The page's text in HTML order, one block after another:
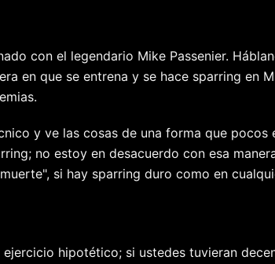
con el legendario Mike Passenier.
en que se entrena y se hace sparring en
y ve las cosas de una forma que pocos
no estoy en desacuerdo con esa
si hay sparring duro como en
hipotético; si ustedes tuvieran